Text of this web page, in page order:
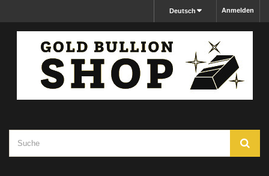
Anmelden
Deutsch